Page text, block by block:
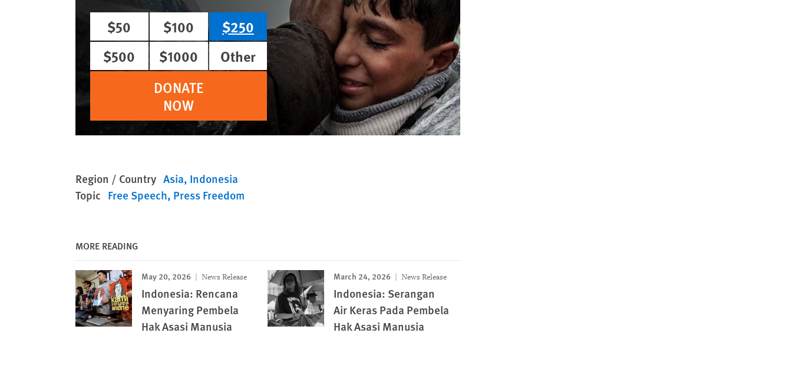
$50
$100
$250
$500
$1000
Other
DONATE
NOW
Region / Country Asia Indonesia
Topic Free Speech Press Freedom
MORE READING
May 20, 2026 News Release
Indonesia: Rencana
Menyaring Pembela
Hak Asasi Manusia
March 24, 2026 News Release
Indonesia: Serangan
Air Keras Pada Pembela
Hak Asasi Manusia